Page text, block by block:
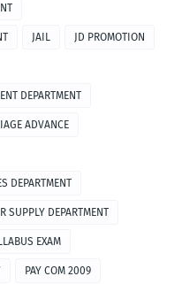
JAIL JD PROMOTION
DEPARTMENT
ADVANCE
DEPARTMENT
SUPPLY DEPARTMENT
EXAM
PAY COM 2009